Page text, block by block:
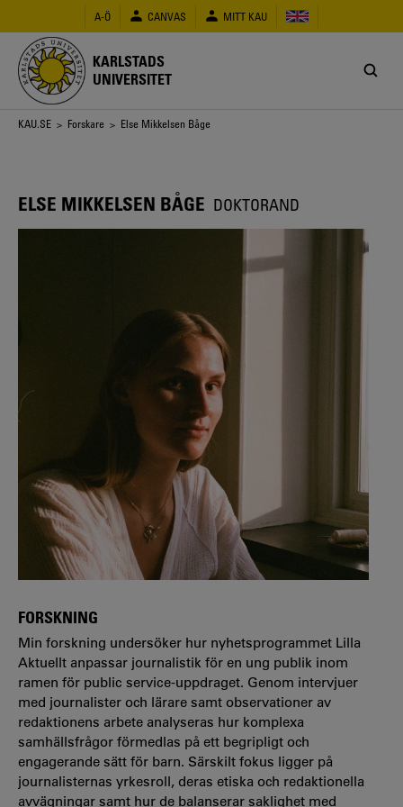
huvudinnehåll
A-Ö CANVAS MITT KAU
KARLSTADS
UNIVERSITET
Länkstig
KAU.SE > Forskare > Else Mikkelsen Båge
ELSE MIKKELSEN BÅGE DOKTORAND
FORSKNING
Min forskning undersöker hur nyhetsprogrammet Lilla
Aktuellt anpassar journalistik för en ung publik inom
ramen för public service-uppdraget. Genom intervjuer
med journalister och lärare samt observationer av
redaktionens arbete analyseras hur komplexa
samhällsfrågor förmedlas på ett begripligt och
engagerande sätt för barn. Särskilt fokus ligger på
journalisternas yrkesroll, deras etiska och redaktionella
avvägningar samt hur de balanserar saklighet med